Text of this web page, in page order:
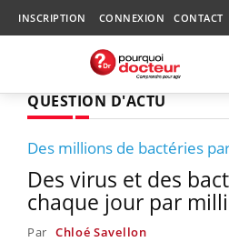
INSCRIPTION CONNEXION CONTACT
QUESTION D'ACTU
Des millions de bactéries
Des virus et des
chaque jour par
Par Chloé Savellon